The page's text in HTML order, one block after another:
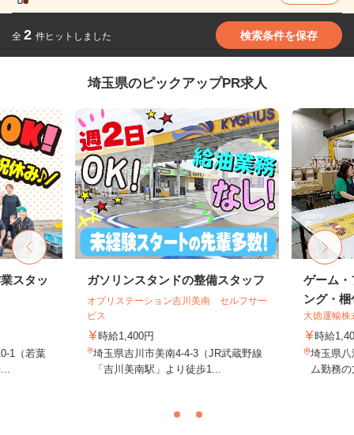
全 2 件ヒットしました 検索条件を保存
埼玉県のピックアップPR求人
スタッ
1（若葉
ガソリンスタンドの整備スタッフ
オブリステーション吉川美南 セルフサー
ビス
時給1,400円
埼玉県吉川市美南4-4-3（JR武蔵野線
「吉川美南駅」より徒歩1...
ゲーム・
ング・
大徳運輸株
時給
埼玉県
ム勤務